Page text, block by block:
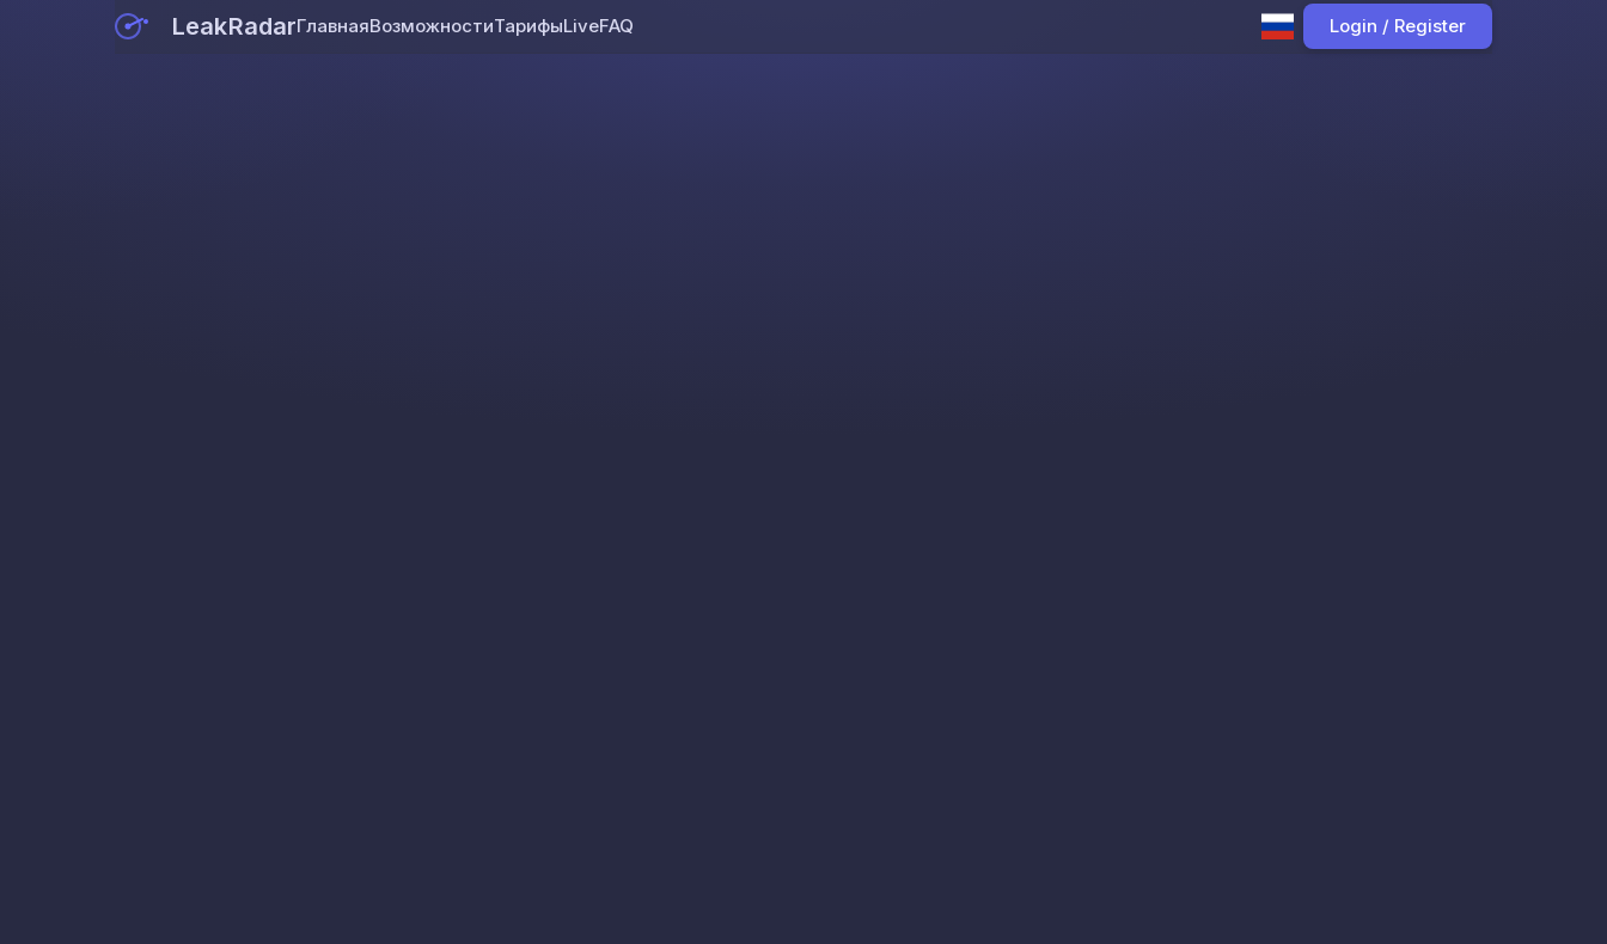
LeakRadarГлавнаяВозможностиТарифыLiveFAQ Login / Register